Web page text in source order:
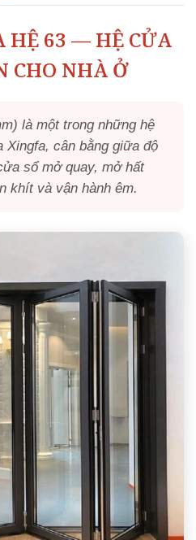
HỆ 63 — HỆ CỬA
CHO NHÀ Ở
là một trong những hệ
Xingfa, cân bằng giữa độ
sổ mở quay, mở hất
khít và vận hành êm.